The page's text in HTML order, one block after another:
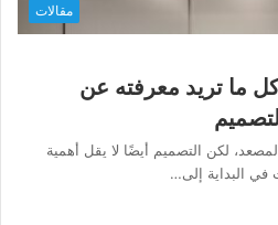
مقالات
ما تريد معرفته عن
لكن التصميم أيضًا لا يقل أهمية
في البداية إلى…